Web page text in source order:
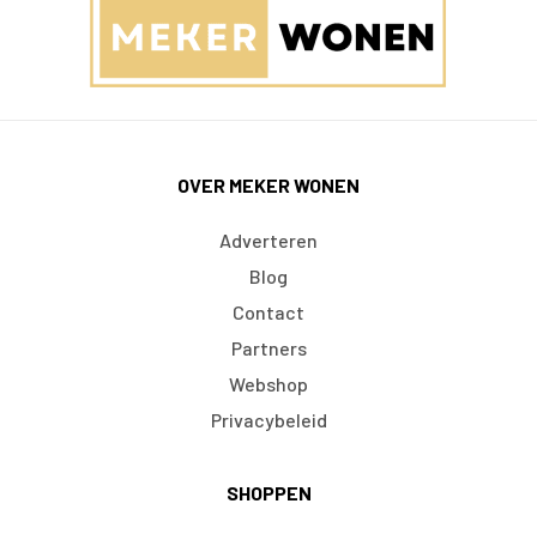
OVER MEKER WONEN
Adverteren
Blog
Contact
Partners
Webshop
Privacybeleid
SHOPPEN